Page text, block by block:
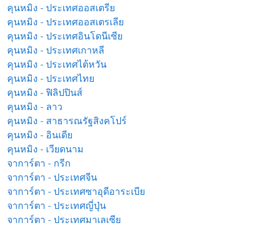
คุนหมิง - ประเทศออสเตรีย
คุนหมิง - ประเทศออสเตรเลีย
คุนหมิง - ประเทศอินโดนีเซีย
คุนหมิง - ประเทศเกาหลี
คุนหมิง - ประเทศไต้หวัน
คุนหมิง - ประเทศไทย
คุนหมิง - ฟิลิปปินส์
คุนหมิง - ลาว
คุนหมิง - สาธารณรัฐสิงคโปร์
คุนหมิง - อินเดีย
คุนหมิง - เวียดนาม
จาการ์ตา - กรีก
จาการ์ตา - ประเทศจีน
จาการ์ตา - ประเทศซาอุดีอาระเบีย
จาการ์ตา - ประเทศญี่ปุ่น
จาการ์ตา - ประเทศมาเลเซีย